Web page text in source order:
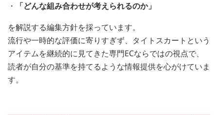
・
「どんな組み合わせが考えられるのか」
を解説する編集方針を採っています。
流行や一時的な評価に寄りすぎず、タイトスカートという
アイテムを継続的に見てきた専門ECならではの視点で、
読者が自分の基準を持てるような情報提供を心がけていま
す。